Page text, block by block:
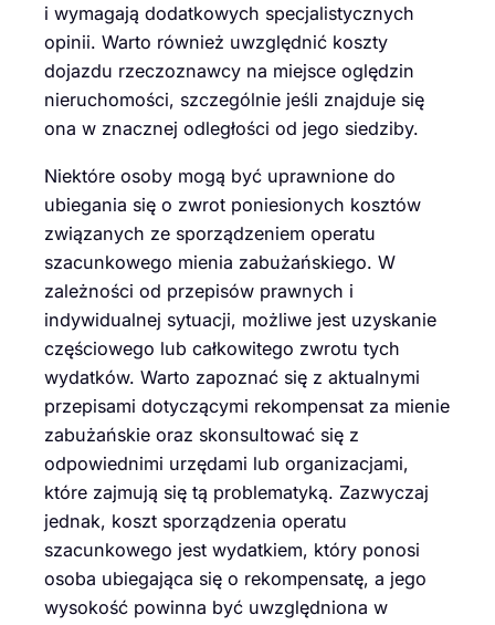
i wymagają dodatkowych specjalistycznych
opinii. Warto również uwzględnić koszty
dojazdu rzeczoznawcy na miejsce oględzin
nieruchomości, szczególnie jeśli znajduje się
ona w znacznej odległości od jego siedziby.
Niektóre osoby mogą być uprawnione do
ubiegania się o zwrot poniesionych kosztów
związanych ze sporządzeniem operatu
szacunkowego mienia zabużańskiego. W
zależności od przepisów prawnych i
indywidualnej sytuacji, możliwe jest uzyskanie
częściowego lub całkowitego zwrotu tych
wydatków. Warto zapoznać się z aktualnymi
przepisami dotyczącymi rekompensat za mienie
zabużańskie oraz skonsultować się z
odpowiednimi urzędami lub organizacjami,
które zajmują się tą problematyką. Zazwyczaj
jednak, koszt sporządzenia operatu
szacunkowego jest wydatkiem, który ponosi
osoba ubiegająca się o rekompensatę, a jego
wysokość powinna być uwzględniona w